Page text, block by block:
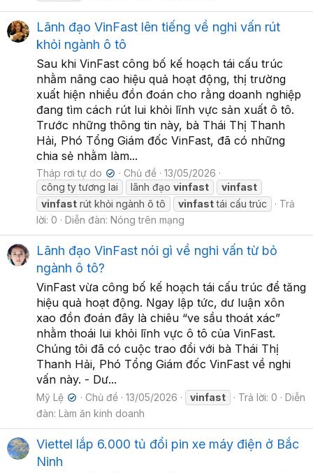
Lãnh đạo VinFast lên tiếng về nghi vấn rút
khỏi ngành ô tô
Sau khi VinFast công bố kế hoạch tái cấu trúc
nhằm nâng cao hiệu quả hoạt động, thị trường
xuất hiện nhiều đồn đoán cho rằng doanh nghiệp
đang tìm cách rút lui khỏi lĩnh vực sản xuất ô tô.
Trước những thông tin này, bà Thái Thị Thanh
Hải, Phó Tổng Giám đốc VinFast, đã có những
chia sẻ nhằm làm...
Tháp rơi tự do ✔ Chủ đề
13/05/2026
công ty tương lai
lãnh đạo vinfast
vinfast
vinfast rút khỏi ngành ô tô vinfasttái cấu trúc
Trả
lời: 0
Diễn đàn: Nóng trên mạng
Lãnh đạo VinFast nói gì về nghi vấn từ bỏ
ngành ô tô?
VinFast vừa công bố kế hoạch tái cấu trúc để tăng
hiệu quả hoạt động. Ngay lập tức, dư luận xôn
xao đồn đoán đây là chiêu “ve sầu thoát xác”
nhằm thoái lui khỏi lĩnh vực ô tô của VinFast.
Chúng tôi đã có cuộc trao đổi với bà Thái Thị
Thanh Hải, Phó Tổng Giám đốc VinFast về nghi
vấn này. - Dư...
Mỹ Lệ ✔ Chủ đề 13/05/2026 vinfast Trả lời: 0
Diễn
đàn: Làm ăn kinh doanh
Viettel lắp 6.000 tủ đổi pin xe máy điện ở Bắc
Ninh